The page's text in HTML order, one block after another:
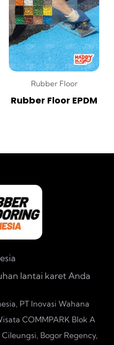
Rubber Floor
Rubber Floor EPDM
lantai karet Anda
PT Inovasi Wahana
COMMPARK Blok A
Bogor Regency,